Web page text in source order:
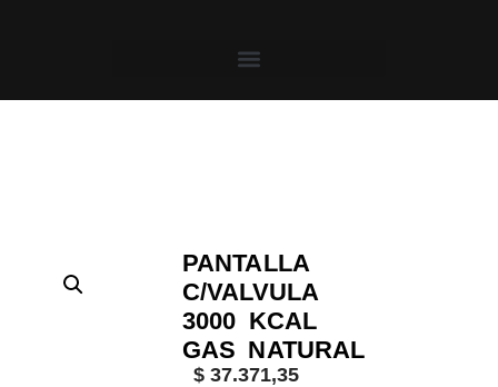
PANTALLA
C/VALVULA
3000 KCAL
GAS NATURAL
$ 37.371,35